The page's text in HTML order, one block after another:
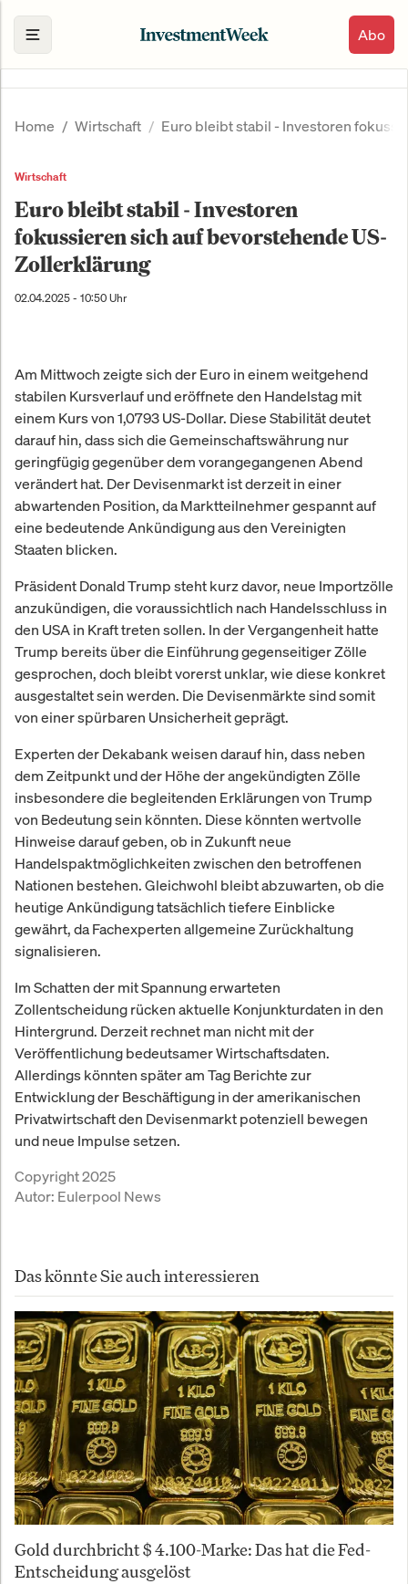
Abo
Home Wirtschaft Euro bleibt stabil - Investoren
Wirtschaft
Euro bleibt stabil - Investoren
fokussieren sich auf bevorstehende US-
Zollerklärung
02.04.2025 - 10:50 Uhr
Am Mittwoch zeigte sich der Euro in einem weitgehend
stabilen Kursverlauf und eröffnete den Handelstag mit
einem Kurs von 1,0793 US-Dollar. Diese Stabilität deutet
darauf hin, dass sich die Gemeinschaftswährung nur
geringfügig gegenüber dem vorangegangenen Abend
verändert hat. Der Devisenmarkt ist derzeit in einer
abwartenden Position, da Marktteilnehmer gespannt auf
eine bedeutende Ankündigung aus den Vereinigten
Staaten blicken.
Präsident Donald Trump steht kurz davor, neue Importzölle
anzukündigen, die voraussichtlich nach Handelsschluss in
den USA in Kraft treten sollen. In der Vergangenheit hatte
Trump bereits über die Einführung gegenseitiger Zölle
gesprochen, doch bleibt vorerst unklar, wie diese konkret
ausgestaltet sein werden. Die Devisenmärkte sind somit
von einer spürbaren Unsicherheit geprägt.
Experten der Dekabank weisen darauf hin, dass neben
dem Zeitpunkt und der Höhe der angekündigten Zölle
insbesondere die begleitenden Erklärungen von Trump
von Bedeutung sein könnten. Diese könnten wertvolle
Hinweise darauf geben, ob in Zukunft neue
Handelspaktmöglichkeiten zwischen den betroffenen
Nationen bestehen. Gleichwohl bleibt abzuwarten, ob die
heutige Ankündigung tatsächlich tiefere Einblicke
gewährt, da Fachexperten allgemeine Zurückhaltung
signalisieren.
Im Schatten der mit Spannung erwarteten
Zollentscheidung rücken aktuelle Konjunkturdaten in den
Hintergrund. Derzeit rechnet man nicht mit der
Veröffentlichung bedeutsamer Wirtschaftsdaten.
Allerdings könnten später am Tag Berichte zur
Entwicklung der Beschäftigung in der amerikanischen
Privatwirtschaft den Devisenmarkt potenziell bewegen
und neue Impulse setzen.
Copyright 2025
Autor: Eulerpool News
Das könnte Sie auch interessieren
Gold durchbricht $ 4.100-Marke: Das hat die Fed-
Entscheidung ausgelöst